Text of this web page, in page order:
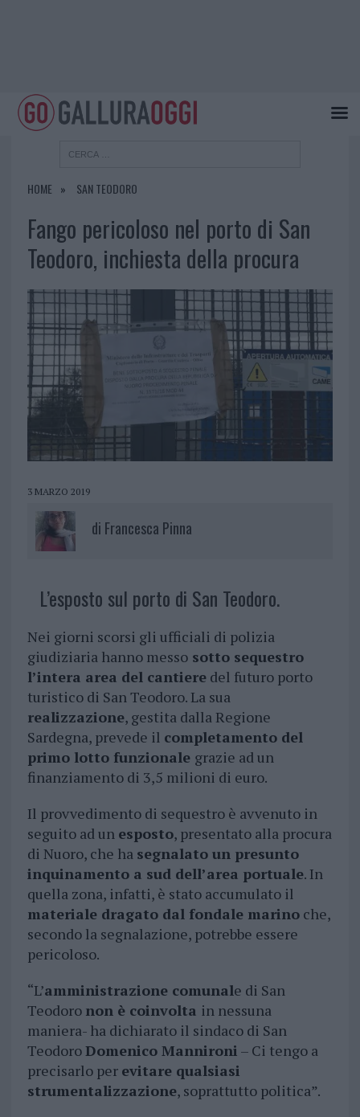
HOME SAN TEODORO
Fango pericoloso nel porto di San
Teodoro, inchiesta della procura
3 MARZO 2019
di Francesca Pinna
L’esposto sul porto di San Teodoro.
Nei giorni scorsi gli ufficiali di polizia
giudiziaria hanno messosotto sequestro
l’intera area del cantieredel futuro porto
turistico di San Teodoro. La sua
realizzazione, gestita dalla Regione
Sardegna, prevede il completamento del
primo lotto funzionale grazie ad un
finanziamento di 3,5 milioni di euro.
Il provvedimento di sequestro è avvenuto in
seguito ad un esposto, presentato alla procura
di Nuoro, che ha segnalato un presunto
inquinamento a sud dell’area portuale. In
quella zona, infatti, è stato accumulato il
materiale dragato dal fondale marinoche,
secondo la segnalazione, potrebbe essere
pericoloso.
“L’amministrazione comunale di San
Teodoro non è coinvolta in nessuna
maniera- ha dichiarato il sindaco di San
TeodoroDomenico Mannironi – Ci tengo a
precisarlo per evitare qualsiasi
strumentalizzazione, soprattutto politica”.